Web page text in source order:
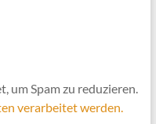
um Spam zu reduzieren.
verarbeitet werden.